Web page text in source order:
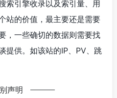
索引擎收录以及索引量、用
站的价值，最主要还是需要
，一些确切的数据则需要找
提供。如该站的IP、PV、跳
声明